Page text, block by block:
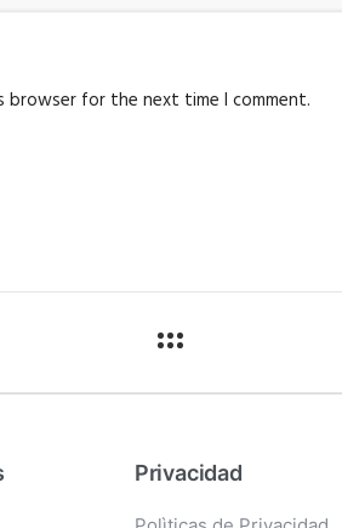
browser for the next time I comment.
Privacidad